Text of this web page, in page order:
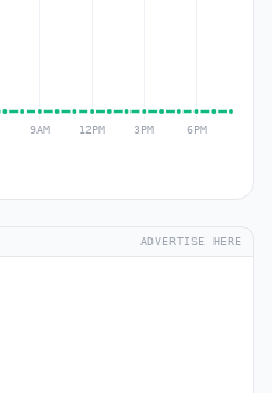
ADVERTISE HERE